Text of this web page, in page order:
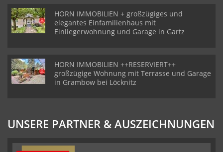
HORN IMMOBILIEN + großzügiges und
elegantes Einfamilienhaus mit
Einliegerwohnung und Garage in Gartz
HORN IMMOBILIEN ++RESERVIERT++
großzügige Wohnung mit Terrasse und Garage
in Grambow bei Löcknitz
UNSERE PARTNER & AUSZEICHNUNGEN